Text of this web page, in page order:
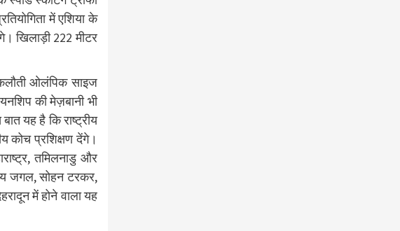
में एशिया के
खिलाड़ी 222 मीटर
ओलंपिक साइज
की मेज़बानी भी
यह है कि राष्ट्रीय
कोच प्रशिक्षण देंगे।
तमिलनाडु और
जगल, सोहन टरकर,
में होने वाला यह